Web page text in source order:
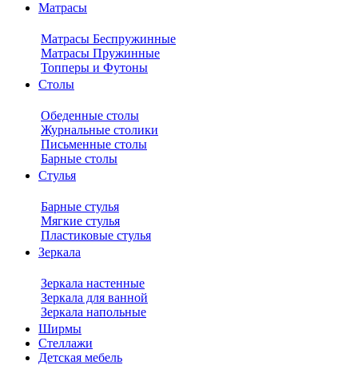
Матрасы
Матрасы Беспружинные
Матрасы Пружинные
Топперы и Футоны
Столы
Обеденные столы
Журнальные столики
Письменные столы
Барные столы
Стулья
Барные стулья
Мягкие стулья
Пластиковые стулья
Зеркала
Зеркала настенные
Зеркала для ванной
Зеркала напольные
Ширмы
Стеллажи
Детская мебель